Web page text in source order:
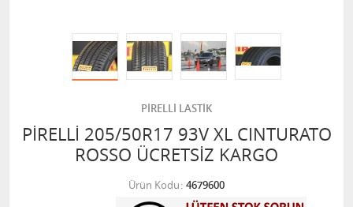
PİRELLİ LASTİK
PİRELLİ 205/50R17 93V XL CINTURATO
ROSSO ÜCRETSİZ KARGO
Ürün Kodu 4679600